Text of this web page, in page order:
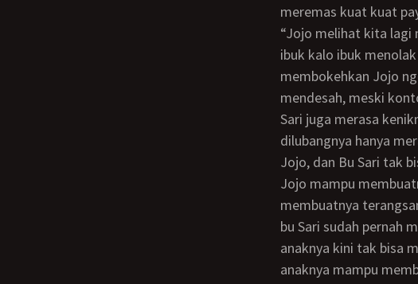
meremas kuat kuat
“Jojo melihat kita lagi ngentu nak dan Jojo merekamnya nak, dan Jojo ingin ngentu
ibuk kalo ibuk
membokehkan Jojo
mendesah, meski
Sari juga merasa
dilubangnya hanya
Jojo, dan Bu Sari tak
Jojo mampu
membuatnya
bu Sari sudah pernah
anaknya kini tak bisa
anaknya mampu